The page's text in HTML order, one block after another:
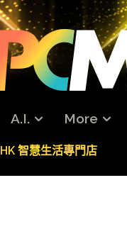
A.I. More
智慧生活專門店